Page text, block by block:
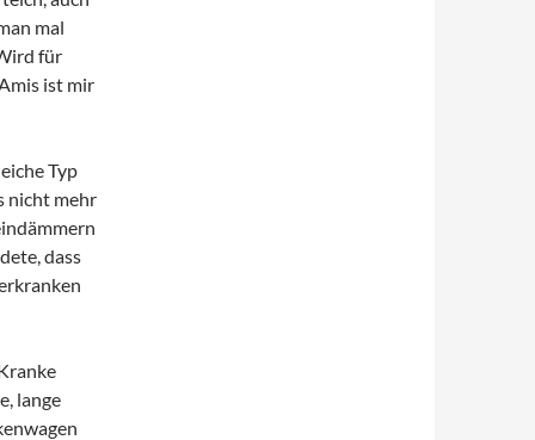
mal
für
ist mir
Typ
nicht mehr
dass
lange